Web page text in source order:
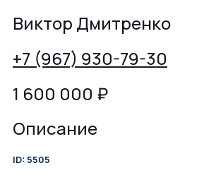
Виктор Дмитренко
+7 (967) 930-79-30
1 600 000 ₽
Описание
ID: 5505